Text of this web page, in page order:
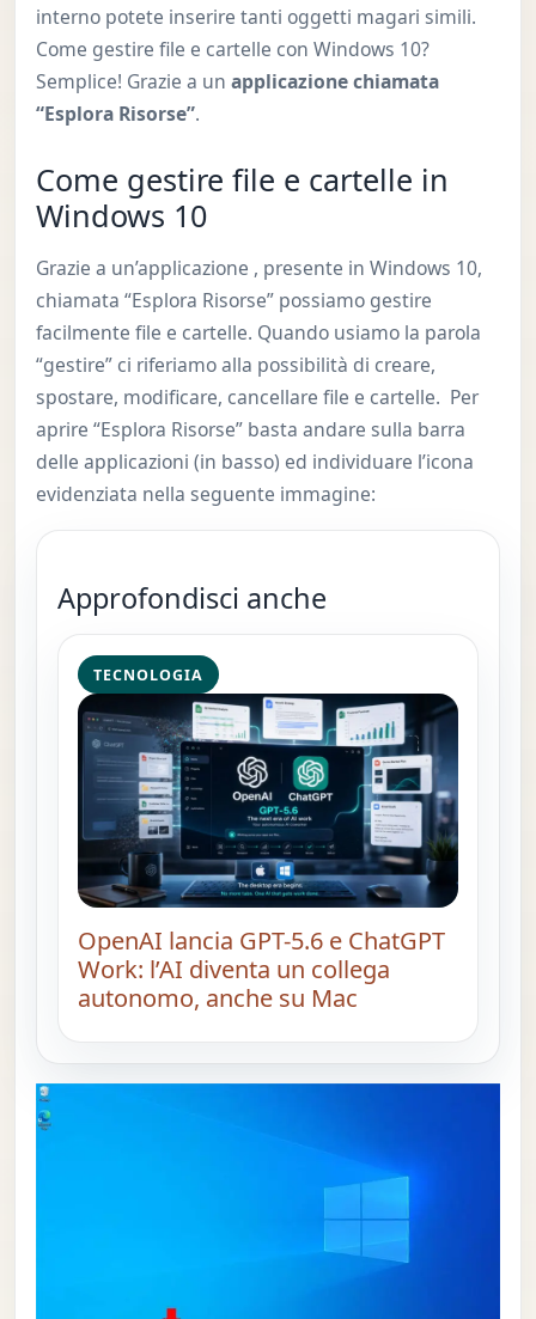
interno potete inserire tanti oggetti magari simili.
Come gestire file e cartelle con Windows 10?
Semplice! Grazie a un applicazione chiamata
“Esplora Risorse”.
Come gestire file e cartelle in
Windows 10
Grazie a un’applicazione , presente in Windows 10,
chiamata “Esplora Risorse” possiamo gestire
facilmente file e cartelle. Quando usiamo la parola
“gestire” ci riferiamo alla possibilità di creare,
spostare, modificare, cancellare file e cartelle. Per
aprire “Esplora Risorse” basta andare sulla barra
delle applicazioni (in basso) ed individuare l’icona
evidenziata nella seguente immagine:
Approfondisci anche
TECNOLOGIA
OpenAI lancia GPT-5.6 e ChatGPT
Work: l’AI diventa un collega
autonomo, anche su Mac